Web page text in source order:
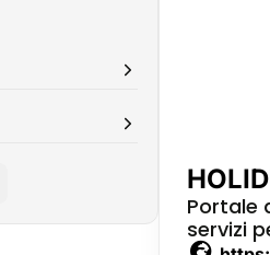
Portale
servizi